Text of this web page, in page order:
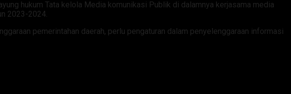
hukum Tata kelola Media komunikasi Publik di dalamnya kerjasama media
2023-2024.
pemerintahan daerah, perlu pengaturan dalam penyelenggaraan informasi